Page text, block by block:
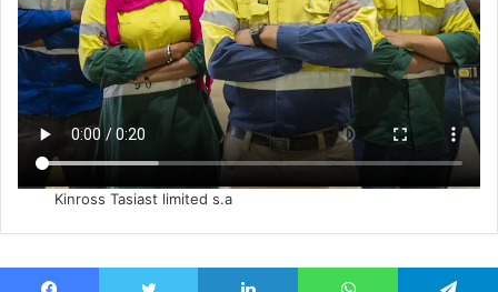
Kinross Tasiast limited s.a